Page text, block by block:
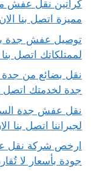
مميزة اتصل بنا الان
لممتلكاتك اتصل بنا
جدة لخدمتك اتصل
لجيراننا اتصل بنا
جودة بأسعار لا